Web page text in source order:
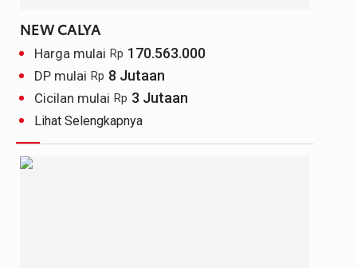
NEW CALYA
Harga mulai Rp 170.563.000
DP mulai Rp 8 Jutaan
Cicilan mulai Rp 3 Jutaan
Lihat Selengkapnya